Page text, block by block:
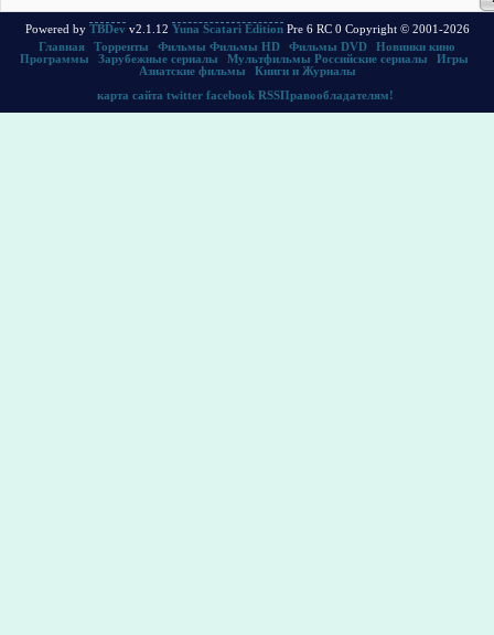
Powered by TBDev v2.1.12 Yuna Scatari EditionPre 6 RC 0 Copyright © 2001-2026
Главная
Торренты Фильмы Фильмы HD Фильмы DVD
Новинки кино
Программы
Зарубежные сериалы Мультфильмы Российские сериалы Игры
Азиатские фильмы
Книги и Журналы
карта сайта twitter facebook RSSПравообладателям!